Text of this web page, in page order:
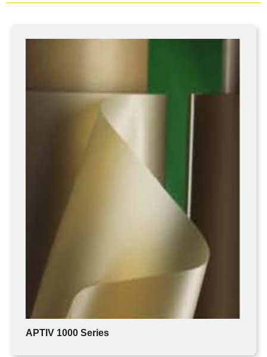
APTIV 1000 Series
APTIV 2000 Series
APTIV 2100 Series
APTIV 1000 Series